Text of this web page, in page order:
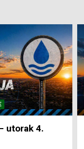
– utorak